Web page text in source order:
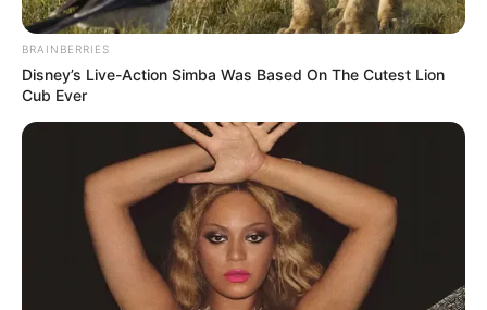
Cortesía Alcaldía de Cartagena
BRAINBERRIES
Disney’s Live-Action Simba Was Based On The Cutest Lion
Cub Ever